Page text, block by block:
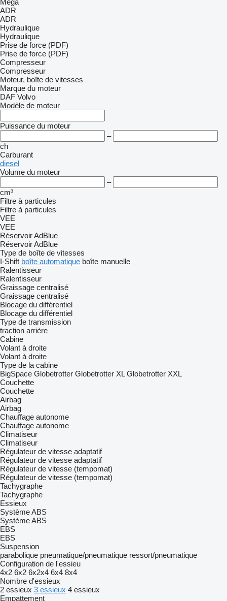
Mega
ADR
ADR
Hydraulique
Hydraulique
Prise de force (PDF)
Prise de force (PDF)
Compresseur
Compresseur
Moteur, boîte de vitesses
Marque du moteur
DAF Volvo
Modèle de moteur
Puissance du moteur
–
ch
Carburant
diesel
Volume du moteur
–
cm³
Filtre à particules
Filtre à particules
VEE
VEE
Réservoir AdBlue
Réservoir AdBlue
Type de boîte de vitesses
I-Shift boîte automatique boîte manuelle
Ralentisseur
Ralentisseur
Graissage centralisé
Graissage centralisé
Blocage du différentiel
Blocage du différentiel
Type de transmission
traction arrière
Cabine
Volant à droite
Volant à droite
Type de la cabine
BigSpace Globetrotter Globetrotter XL Globetrotter XXL
Couchette
Couchette
Airbag
Airbag
Chauffage autonome
Chauffage autonome
Climatiseur
Climatiseur
Régulateur de vitesse adaptatif
Régulateur de vitesse adaptatif
Régulateur de vitesse (tempomat)
Régulateur de vitesse (tempomat)
Tachygraphe
Tachygraphe
Essieux
Système ABS
Système ABS
EBS
EBS
Suspension
parabolique pneumatique/pneumatique ressort/pneumatique
Configuration de l'essieu
4x2 6x2 6x2x4 6x4 8x4
Nombre d'essieux
2 essieux 3 essieux 4 essieux
Empattement